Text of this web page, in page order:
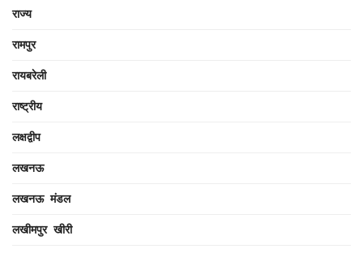
राज्य
रामपुर
रायबरेली
राष्ट्रीय
लक्षद्वीप
लखनऊ
लखनऊ मंडल
लखीमपुर खीरी